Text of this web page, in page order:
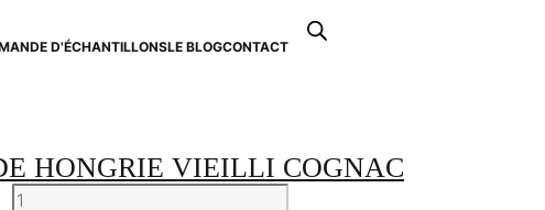
D'ÉCHANTILLONSLE BLOGCONTACT
Recherche
de
HONGRIE VIEILLI COGNAC
quantité